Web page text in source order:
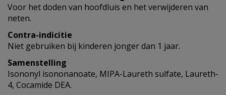
Voor het doden van hoofdluis en het verwijderen van
neten.
Contra-indicitie
Niet gebruiken bij kinderen jonger dan 1 jaar.
Samenstelling
Isononyl isononanoate, MIPA-Laureth sulfate, Laureth-
4, Cocamide DEA.